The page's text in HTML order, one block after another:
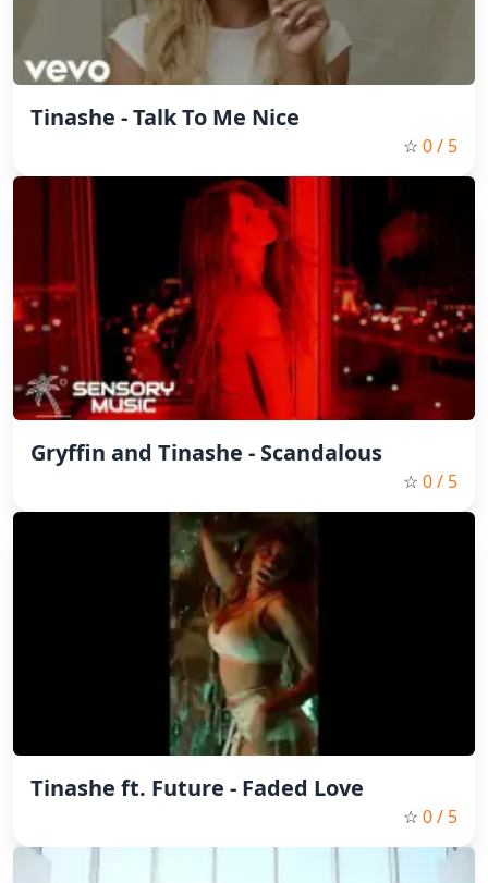
Tinashe - Talk To Me Nice
☆ 0/ 5
Gryffin and Tinashe - Scandalous
☆ 0/ 5
Tinashe ft. Future - Faded Love
☆ 0/ 5